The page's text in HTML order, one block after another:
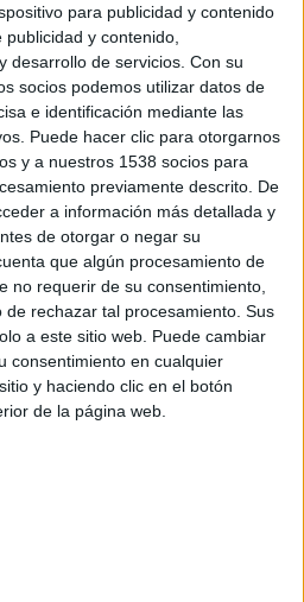
para publicidad y contenido
y contenido,
desarrollo de servicios. Con su
socios podemos utilizar datos de
e identificación mediante las
Puede hacer clic para otorgarnos
y a nuestros 1538 socios para
previamente descrito. De
a información más detallada y
de otorgar o negar su
que algún procesamiento de
no requerir de su consentimiento,
rechazar tal procesamiento. Sus
a este sitio web. Puede cambiar
consentimiento en cualquier
y haciendo clic en el botón
de la página web.
Creative
formado por clientes y
mundo
Effectivenes, que reconoce
que gana premios
de ganar negocios, es una
recibe desde 2011, año de
la organización de
al CMO de Airbnb,
dirigir el jurado de esta
Creative Effectiveness